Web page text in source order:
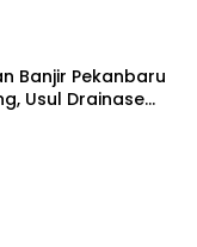
Banjir Pekanbaru
Usul Drainase